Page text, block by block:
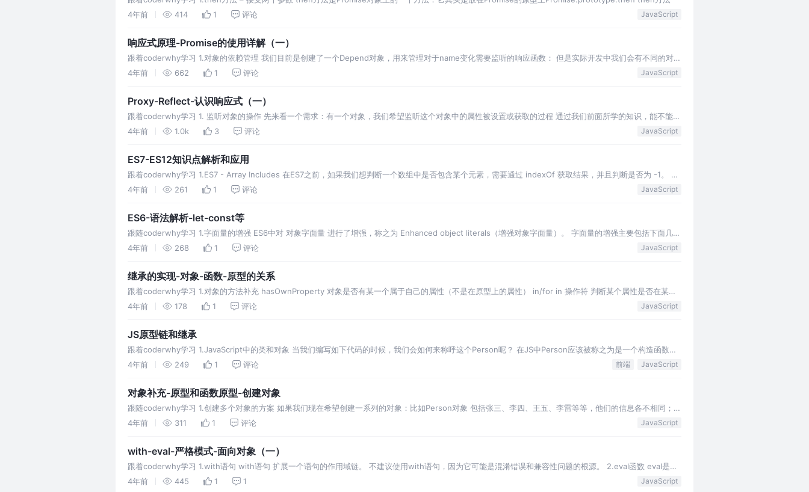
4年前
414 1 评论 JavaScript
响应式原理-Promise的使用详解（一）
跟着coderwhy学习 1.对象的依赖管理 我们目前是创建了一个Depend对象，用来管理对于name变化需要监听的响应函数： 但是实际开发中我们会有不同的对
象，另外会有不同的属性需要管理； 我们如
4年前 662 1 评论 JavaScript
Proxy-Reflect-认识响应式（一）
跟着coderwhy学习 1. 监听对象的操作 先来看一个需求：有一个对象，我们希望监听这个对象中的属性被设置或获取的过程 通过我们前面所学的知识，能不能做
到这一点呢？ 其实是可以的，我们可以通过之前
4年前 1.0k 3 评论 JavaScript
ES7-ES12知识点解析和应用
跟着coderwhy学习 1.ES7 - Array Includes 在ES7之前，如果我们想判断一个数组中是否包含某个元素，需要通过 indexOf 获取结果，并且判断是否为 -1。 在
ES7中，
4年前 261 1 评论 JavaScript
ES6-语法解析-let-const等
跟随coderwhy学习 1.字面量的增强 ES6中对 对象字面量 进行了增强，称之为 Enhanced object literals（增强对象字面量）。 字面量的增强主要包括下面几部
分： 属性的简
4年前 268 1 评论 JavaScript
继承的实现-对象-函数-原型的关系
跟着coderwhy学习 1.对象的方法补充 hasOwnProperty 对象是否有某一个属于自己的属性（不是在原型上的属性） in/for in 操作符 判断某个属性是否在某个
对象或者对象的原型上
4年前 178 1 评论 JavaScript
JS原型链和继承
跟着coderwhy学习 1.JavaScript中的类和对象 当我们编写如下代码的时候，我们会如何来称呼这个Person呢？ 在JS中Person应该被称之为是一个构造函数；
从很多面向对象语言过来
4年前 249 1 评论 前端 JavaScript
对象补充-原型和函数原型-创建对象
跟随coderwhy学习 1.创建多个对象的方案 如果我们现在希望创建一系列的对象：比如Person对象 包括张三、李四、王五、李雷等等，他们的信息各不相同；
那么采用什么方式来创建比较好呢？ 目前我
4年前 311 1 评论 JavaScript
with-eval-严格模式-面向对象（一）
跟着coderwhy学习 1.with语句 with语句 扩展一个语句的作用域链。 不建议使用with语句，因为它可能是混淆错误和兼容性问题的根源。 2.eval函数 eval是一
个特殊的函数，它可以
4年前 445 1 1 JavaScript